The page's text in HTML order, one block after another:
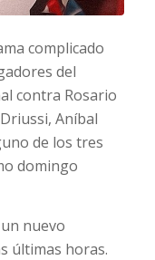
complicado
del
contra Rosario
Aníbal
de los tres
domingo
nuevo
últimas horas.